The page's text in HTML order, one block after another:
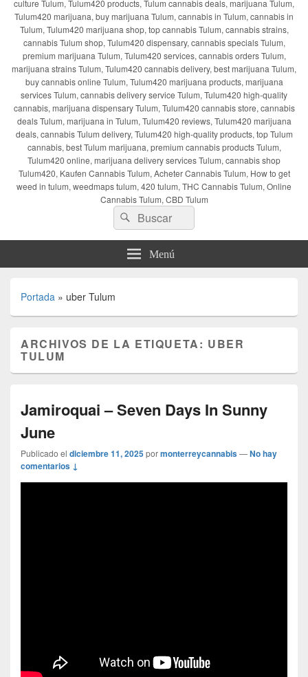
culture Tulum, Tulum420 products, Tulum cannabis deals, marijuana Tulum,
Tulum420 marijuana, buy marijuana Tulum, cannabis in Tulum, cannabis in
Tulum, Tulum420 marijuana shop, top cannabis Tulum, cannabis strains,
cannabis Tulum shop, Tulum420 dispensary, cannabis specials Tulum,
premium marijuana Tulum, Tulum420 services, cannabis orders Tulum,
marijuana strains Tulum, Tulum420 cannabis delivery, best marijuana Tulum,
buy cannabis online Tulum, Tulum420 marijuana products, marijuana
services Tulum, cannabis delivery service Tulum, Tulum420 high-quality
cannabis, marijuana dispensary Tulum, Tulum420 cannabis store, cannabis
deals Tulum, marijuana in Tulum, Tulum420 reviews, Tulum420 marijuana
deals, cannabis Tulum delivery, Tulum420 high-quality products, top Tulum
cannabis, best Tulum marijuana, premium cannabis products Tulum,
Tulum420 online, marijuana delivery services Tulum, cannabis shop
Tulum420, Kaufen Cannabis Tulum, Acheter Cannabis Tulum, How to get
weed in tulum, weedmaps tulum, 420 tulum, THC Cannabis Tulum, Online
Cannabis Tulum, CBD Tulum
Buscar
por:
Buscar
Menú
Portada » uber Tulum
ARCHIVOS DE LA ETIQUETA: UBER
TULUM
Jamiroquai – Seven Days In Sunny
June
Publicado el diciembre 11, 2025pormonterreycannabis—No hay
comentarios ↓